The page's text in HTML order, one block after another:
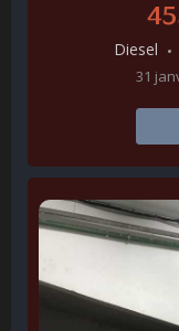
Diesel
31